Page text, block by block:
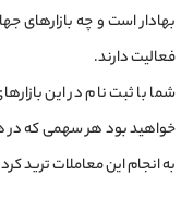
بهادار است و چه بازارهای
فعالیت دارند.
شما با ثبت نام در این
خواهید بود هر سهمی که در
به انجام این معاملات ترید